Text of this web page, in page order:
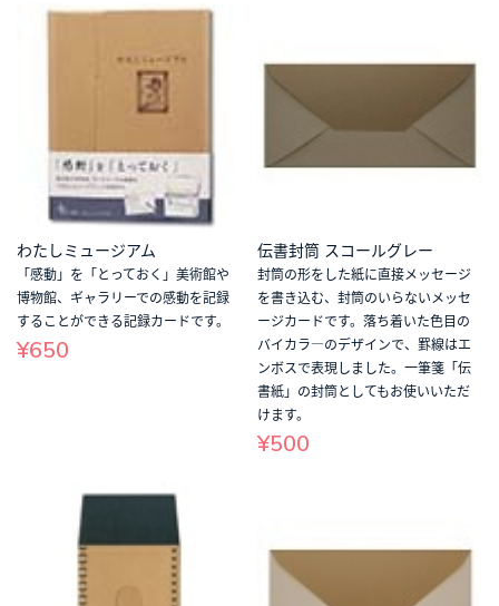
わたしミュージアム
「感動」を「とっておく」美術館や
博物館、ギャラリーでの感動を記録
することができる記録カードです。
¥650
伝書封筒 スコールグレー
封筒の形をした紙に直接メッセージ
を書き込む、封筒のいらないメッセ
ージカードです。落ち着いた色目の
バイカラ―のデザインで、罫線はエ
ンボスで表現しました。一筆箋「伝
書紙」の封筒としてもお使いいただ
けます。
¥500